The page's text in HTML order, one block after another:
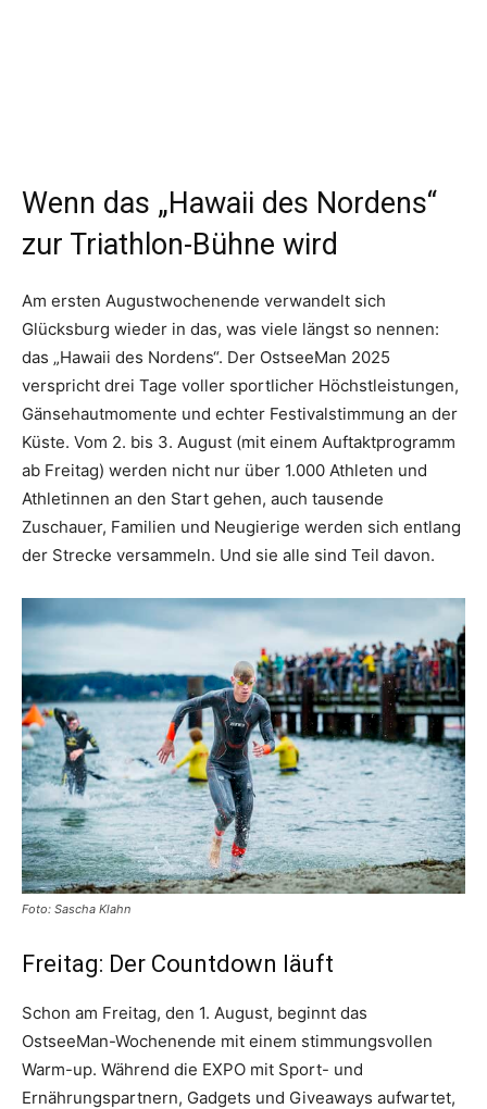
Wenn das „Hawaii des Nordens“
zur Triathlon-Bühne wird
Am ersten Augustwochenende verwandelt sich
Glücksburg wieder in das, was viele längst so nennen:
das „Hawaii des Nordens“. Der OstseeMan 2025
verspricht drei Tage voller sportlicher Höchstleistungen,
Gänsehautmomente und echter Festivalstimmung an der
Küste. Vom 2. bis 3. August (mit einem Auftaktprogramm
ab Freitag) werden nicht nur über 1.000 Athleten und
Athletinnen an den Start gehen, auch tausende
Zuschauer, Familien und Neugierige werden sich entlang
der Strecke versammeln. Und sie alle sind Teil davon.
Foto: Sascha Klahn
Freitag: Der Countdown läuft
Schon am Freitag, den 1. August, beginnt das
OstseeMan-Wochenende mit einem stimmungsvollen
Warm-up. Während die EXPO mit Sport- und
Ernährungspartnern, Gadgets und Giveaways aufwartet,